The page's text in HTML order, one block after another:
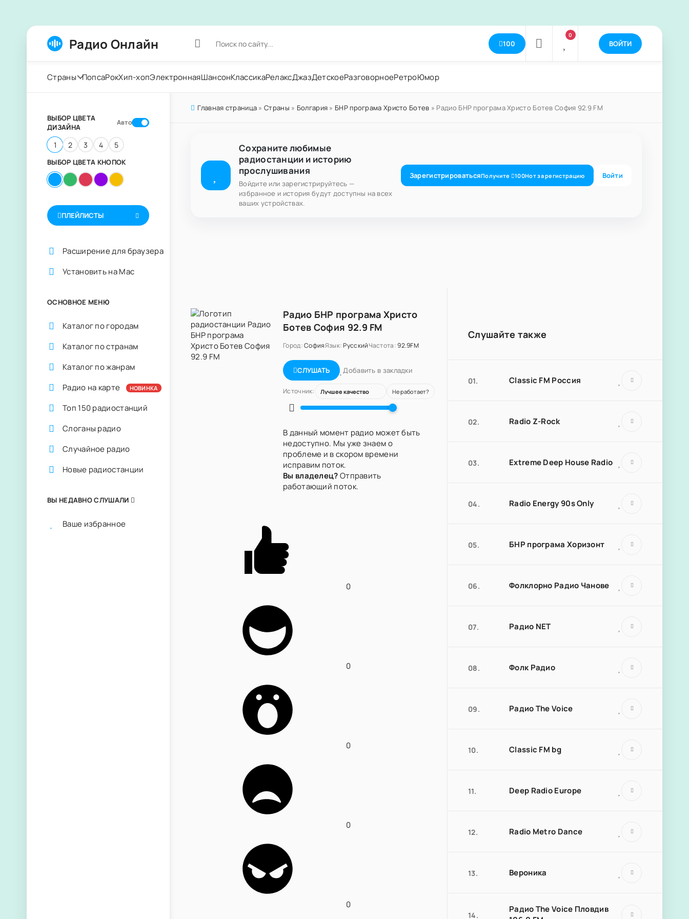
Радио Онлайн 100
0
ВОЙТИ
Страны ПопсаРокХип-хопЭлектроннаяШансонКлассикаРелаксДжазДетскоеРазговорноеРетроЮмор
Главная страница »Страны » Болгария » БНР програма Христо Ботев » Радио БНР програма Христо Ботев София 92.9 FM
Сохраните любимые
радиостанции и историю
прослушивания
Войдите или зарегистрируйтесь —
избранное и история будут доступны на всех
ваших устройствах.
ЗарегистрироватьсяПолучите 100Нотза регистрацию Войти
Радио БНР програма Христо
Ботев София 92.9 FM
Город:СофияЯзык: РусскийЧастота:92.9FM
СЛУШАТЬ Добавить в закладки
Источник: Не работает?
В данный момент радио может быть
недоступно. Мы уже знаем о
проблеме и в скором времени
исправим поток.
Вы владелец?Отправить
работающий поток.
0
0
0
0
0
Слушайте также
01. Classic FM Россия
02. Radio Z-Rock
03. Extreme Deep House Radio
04. Radio Energy 90s Only
05. БНР програма Хоризонт
06. Фолклорно Радио Чанове
07. Радио NET
08. Фолк Радио
09. Радио The Voice
10. Classic FM bg
11. Deep Radio Europe
12. Radio Metro Dance
13. Вероника
14.
Радио The Voice Пловдив
ВЫБОР ЦВЕТА
ДИЗАЙНА
Авто
1 2 3 4 5
ВЫБОР ЦВЕТА КНОПОК
ПЛЕЙЛИСТЫ
Расширение для браузера
Установить на Mac
ОСНОВНОЕ МЕНЮ
Каталог по городам
Каталог по странам
Каталог по жанрам
Радио на карте
НОВИНКА
Топ 150 радиостанций
Слоганы радио
Случайное радио
Новые радиостанции
ВЫ НЕДАВНО СЛУШАЛИ
Ваше избранное